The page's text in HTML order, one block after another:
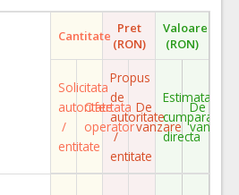
Cantitate Pret
(RON)
Valoare
(RON)
Solicitata
autoritate
/
entitate
Ofertata
operator
Propus
de
autoritate
/
entitate
De
vanzare
Estimata
cumparare
directa
De
vanzare